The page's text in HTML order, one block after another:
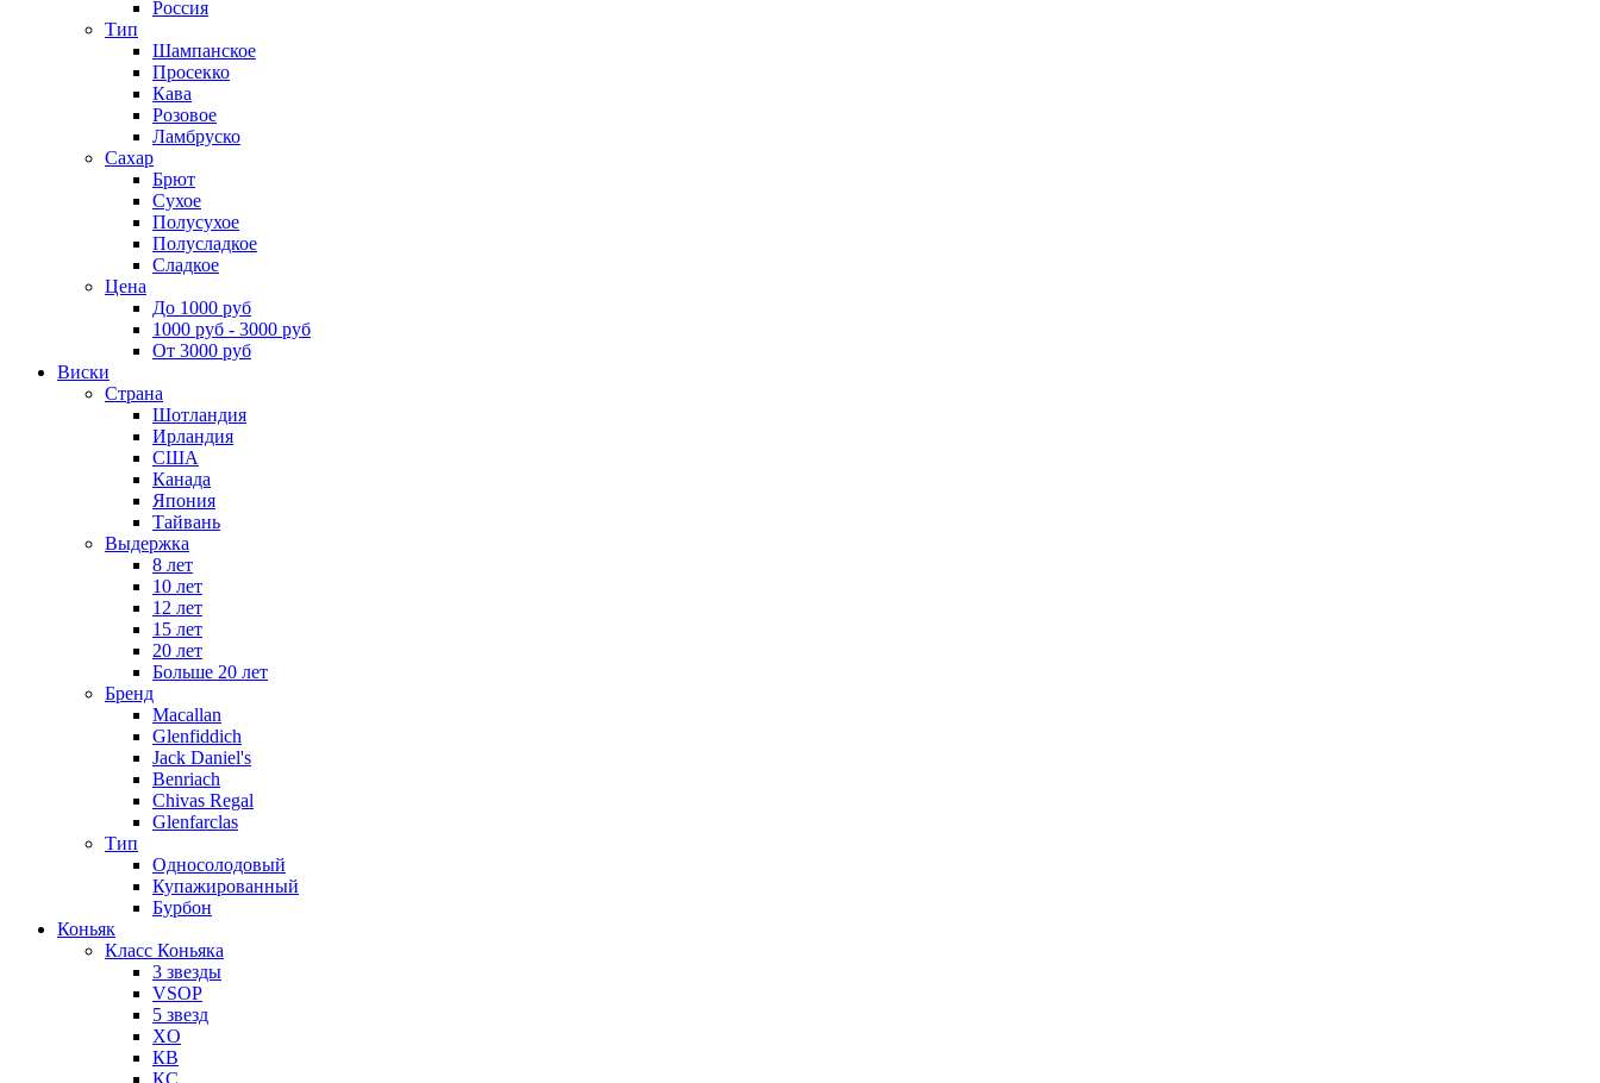
Россия
Тип
Шампанское
Просекко
Кава
Розовое
Ламбруско
Сахар
Брют
Сухое
Полусухое
Полусладкое
Сладкое
Цена
До 1000 руб
1000 руб - 3000 руб
От 3000 руб
Виски
Страна
Шотландия
Ирландия
США
Канада
Япония
Тайвань
Выдержка
8 лет
10 лет
12 лет
15 лет
20 лет
Больше 20 лет
Бренд
Macallan
Glenfiddich
Jack Daniel's
Benriach
Chivas Regal
Glenfarclas
Тип
Односолодовый
Купажированный
Бурбон
Коньяк
Класс Коньяка
3 звезды
VSOP
5 звезд
XO
КВ
КС